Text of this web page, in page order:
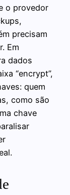
o provedor
precisam
Em
dados
“encrypt”,
quem
como são
chave